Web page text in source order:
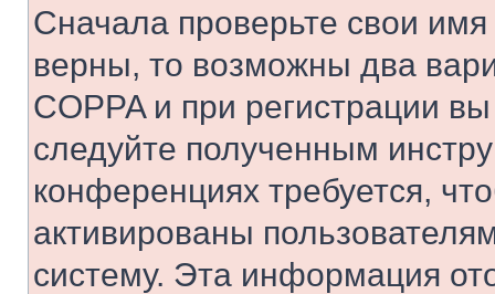
Сначала проверьте свои
верны, то возможны два
COPPA и при регистрации
следуйте полученным
конференциях требуется,
активированы
систему. Эта информация